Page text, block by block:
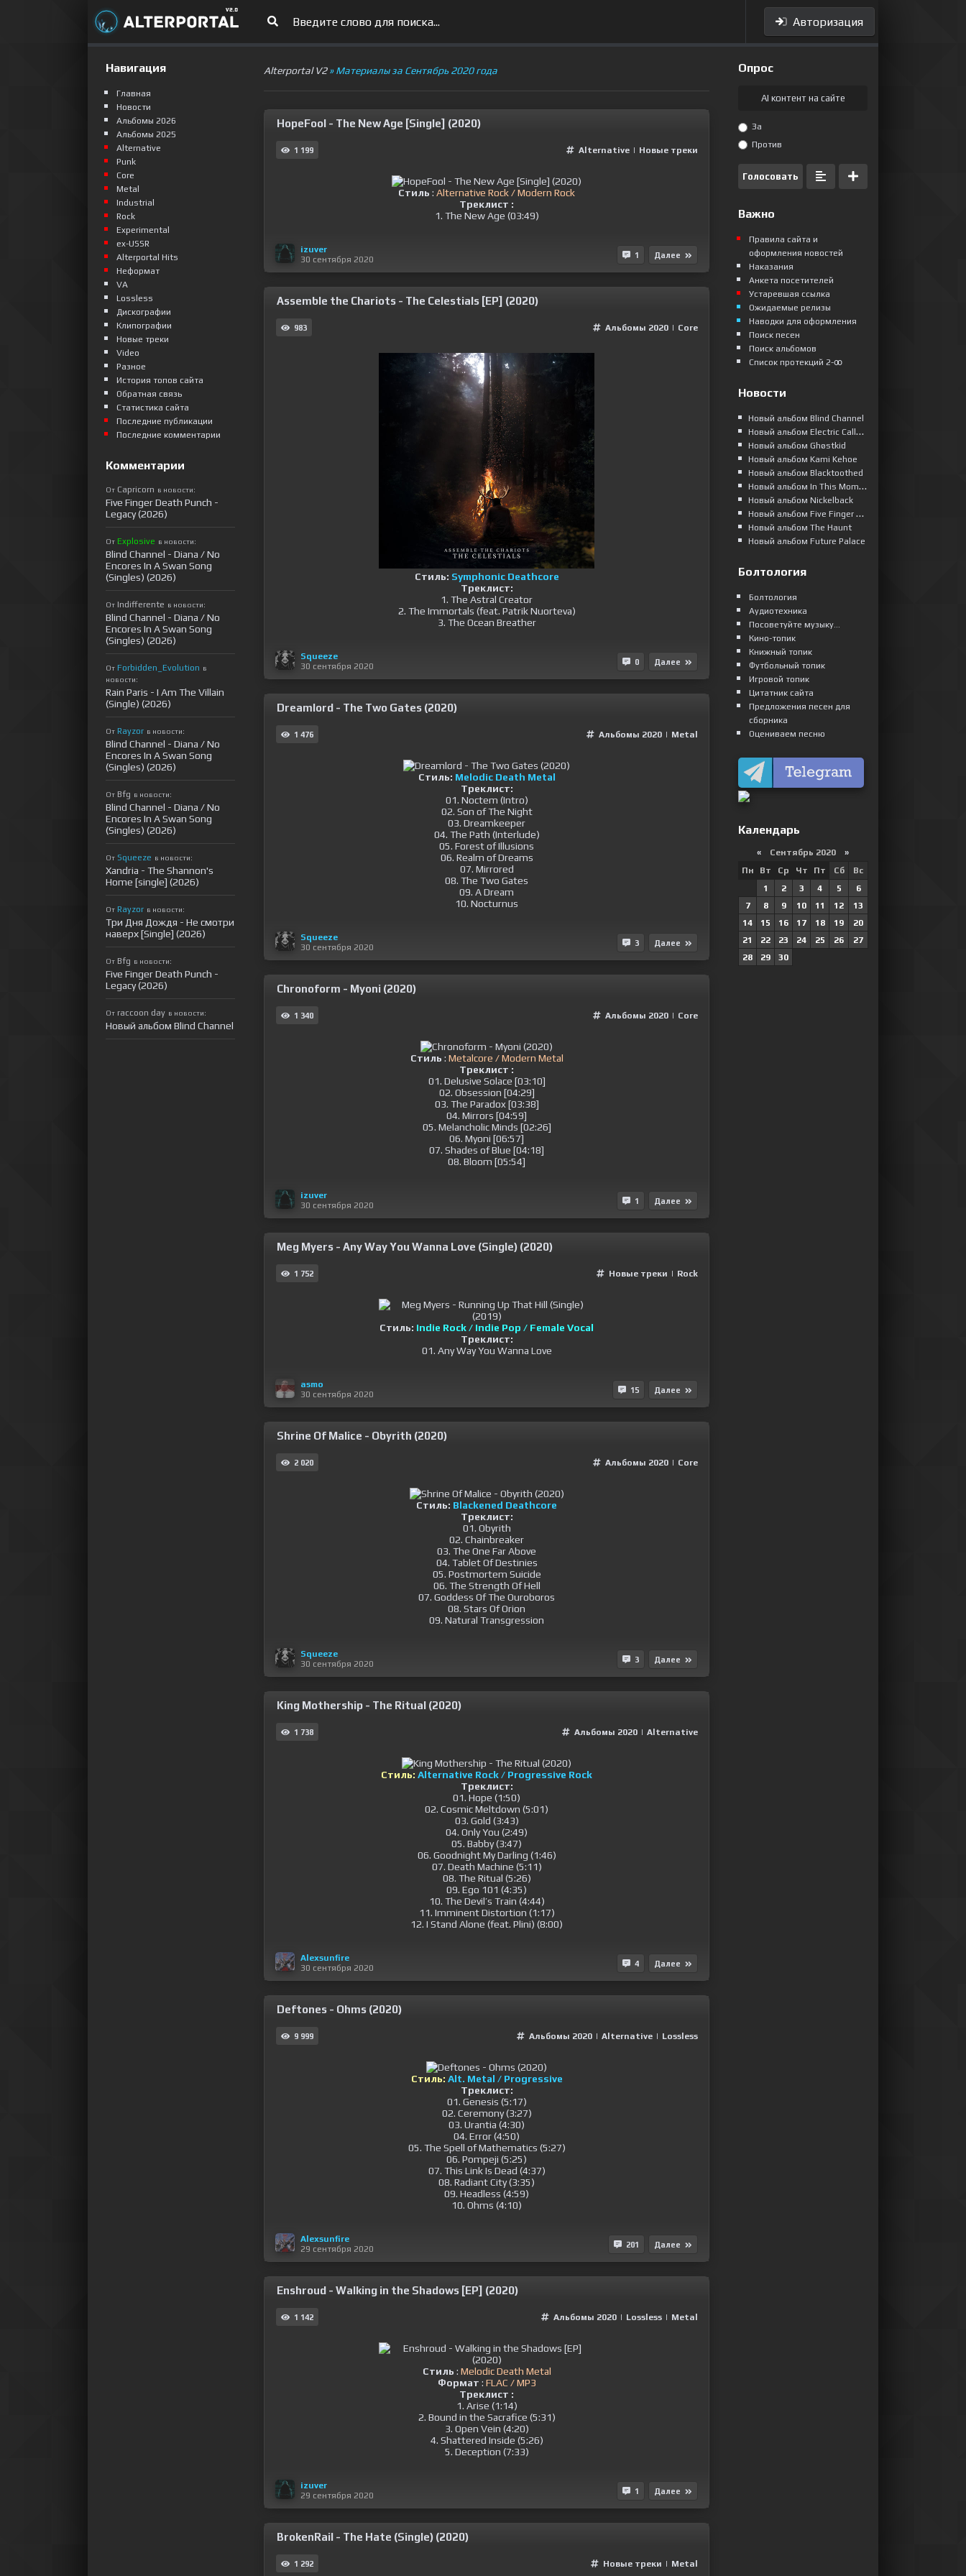
Авторизация
Alterportal V2» Материалы за Сентябрь 2020 года
HopeFool - The New Age [Single] (2020)
1 199 Alternative | Новые треки
Стиль : Alternative Rock / Modern Rock
Треклист :
1. The New Age (03:49)
izuver
30 сентября 2020
1 Далее
Assemble the Chariots - The Celestials [EP] (2020)
983 Альбомы 2020 | Сore
Стиль: Symphonic Deathcore
Треклист:
1. The Astral Creator
2. The Immortals (feat. Patrik Nuorteva)
3. The Ocean Breather
Squeeze
30 сентября 2020
0 Далее
Dreamlord - The Two Gates (2020)
1 476 Альбомы 2020 | Metal
Стиль: Melodic Death Metal
Треклист:
01. Noctem (Intro)
02. Son of The Night
03. Dreamkeeper
04. The Path (Interlude)
05. Forest of Illusions
06. Realm of Dreams
07. Mirrored
08. The Two Gates
09. A Dream
10. Nocturnus
Squeeze
30 сентября 2020
3 Далее
Chronoform - Myoni (2020)
1 340 Альбомы 2020 | Сore
Стиль : Metalcore / Modern Metal
Треклист :
01. Delusive Solace [03:10]
02. Obsession [04:29]
03. The Paradox [03:38]
04. Mirrors [04:59]
05. Melancholic Minds [02:26]
06. Myoni [06:57]
07. Shades of Blue [04:18]
08. Bloom [05:54]
izuver
30 сентября 2020
1 Далее
Meg Myers - Any Way You Wanna Love (Single) (2020)
1 752 Новые треки | Rock
Стиль: Indie Rock / Indie Pop / Female Vocal
Треклист:
01. Any Way You Wanna Love
asmo
30 сентября 2020
15 Далее
Shrine Of Malice - Obyrith (2020)
2 020 Альбомы 2020 | Сore
Стиль: Blackened Deathcore
Треклист:
01. Obyrith
02. Chainbreaker
03. The One Far Above
04. Tablet Of Destinies
05. Postmortem Suicide
06. The Strength Of Hell
07. Goddess Of The Ouroboros
08. Stars Of Orion
09. Natural Transgression
Squeeze
30 сентября 2020
3 Далее
King Mothership - The Ritual (2020)
1 738 Альбомы 2020 | Alternative
Стиль: Alternative Rock / Progressive Rock
Треклист:
01. Hope (1:50)
02. Cosmic Meltdown (5:01)
03. Gold (3:43)
04. Only You (2:49)
05. Babby (3:47)
06. Goodnight My Darling (1:46)
07. Death Machine (5:11)
08. The Ritual (5:26)
09. Ego 101 (4:35)
10. The Devil’s Train (4:44)
11. Imminent Distortion (1:17)
12. I Stand Alone (feat. Plini) (8:00)
Alexsunfire
30 сентября 2020
4 Далее
Deftones - Ohms (2020)
9 999 Альбомы 2020 | Alternative | Lossless
Стиль: Alt. Metal / Progressive
Треклист:
01. Genesis (5:17)
02. Ceremony (3:27)
03. Urantia (4:30)
04. Error (4:50)
05. The Spell of Mathematics (5:27)
06. Pompeji (5:25)
07. This Link Is Dead (4:37)
08. Radiant City (3:35)
09. Headless (4:59)
10. Ohms (4:10)
Alexsunfire
29 сентября 2020
201 Далее
Enshroud - Walking in the Shadows [EP] (2020)
1 142 Альбомы 2020 | Lossless | Metal
Стиль : Melodic Death Metal
Формат : FLAC / MP3
Треклист :
1. Arise (1:14)
2. Bound in the Sacrafice (5:31)
3. Open Vein (4:20)
4. Shattered Inside (5:26)
5. Deception (7:33)
izuver
29 сентября 2020
1 Далее
BrokenRail - The Hate (Single) (2020)
1 292 Новые треки | Metal
Навигация
Главная
Новости
Альбомы 2026
Альбомы 2025
Alternative
Punk
Сore
Metal
Industrial
Rock
Experimental
ex-USSR
Alterportal Hits
Неформат
VA
Lossless
Дискографии
Клипографии
Новые треки
Video
Разное
История топов сайта
Обратная связь
Статистика сайта
Последние публикации
Последние комментарии
Комментарии
От Capricorn в новости:
Five Finger Death Punch -
Legacy (2026)
От Explosive в новости:
Blind Channel - Diana / No
Encores In A Swan Song
(Singles) (2026)
От Indifferente в новости:
Blind Channel - Diana / No
Encores In A Swan Song
(Singles) (2026)
От Forbidden_Evolution в
новости:
Rain Paris - I Am The Villain
(Single) (2026)
От Rayzor в новости:
Blind Channel - Diana / No
Encores In A Swan Song
(Singles) (2026)
От Bfg в новости:
Blind Channel - Diana / No
Encores In A Swan Song
(Singles) (2026)
От Squeeze в новости:
Xandria - The Shannon's
Home [single] (2026)
От Rayzor в новости:
Три Дня Дождя - Не смотри
наверх [Single] (2026)
От Bfg в новости:
Five Finger Death Punch -
Legacy (2026)
От raccoon day в новости:
Новый альбом Blind Channel
Опрос
AI контент на сайте
За
Против
Голосовать
Важно
Правила сайта и
оформления новостей
Наказания
Анкета посетителей
Устаревшая ссылка
Ожидаемые релизы
Наводки для оформления
Поиск песен
Поиск альбомов
Список протекций 2-ꝏ
Новости
Новый альбом Blind Channel
Новый альбом Electric Callboy
Новый альбом Ghøstkid
Новый альбом Kami Kehoe
Новый альбом Blacktoothed
Новый альбом In This Moment
Новый альбом Nickelback
Новый альбом Five Finger Death Punch
Новый альбом The Haunt
Новый альбом Future Palace
Болтология
Болтология
Аудиотехника
Посоветуйте музыку...
Кино-топик
Книжный топик
Футбольный топик
Игровой топик
Цитатник сайта
Предложения песен для
сборника
Оцениваем песню
Календарь
« Сентябрь 2020 »
Пн
Вт Ср Чт Пт Сб
Вс
1
2 3 4 5
6
7
8 9 10 11 12
13
14
15 16 17 18 19
20
21
22 23 24 25 26
27
28
29 30